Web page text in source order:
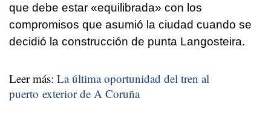
que debe estar «equilibrada» con los
compromisos que asumió la ciudad cuando se
decidió la construcción de punta Langosteira.
Leer más: La última oportunidad del tren al
puerto exterior de A Coruña